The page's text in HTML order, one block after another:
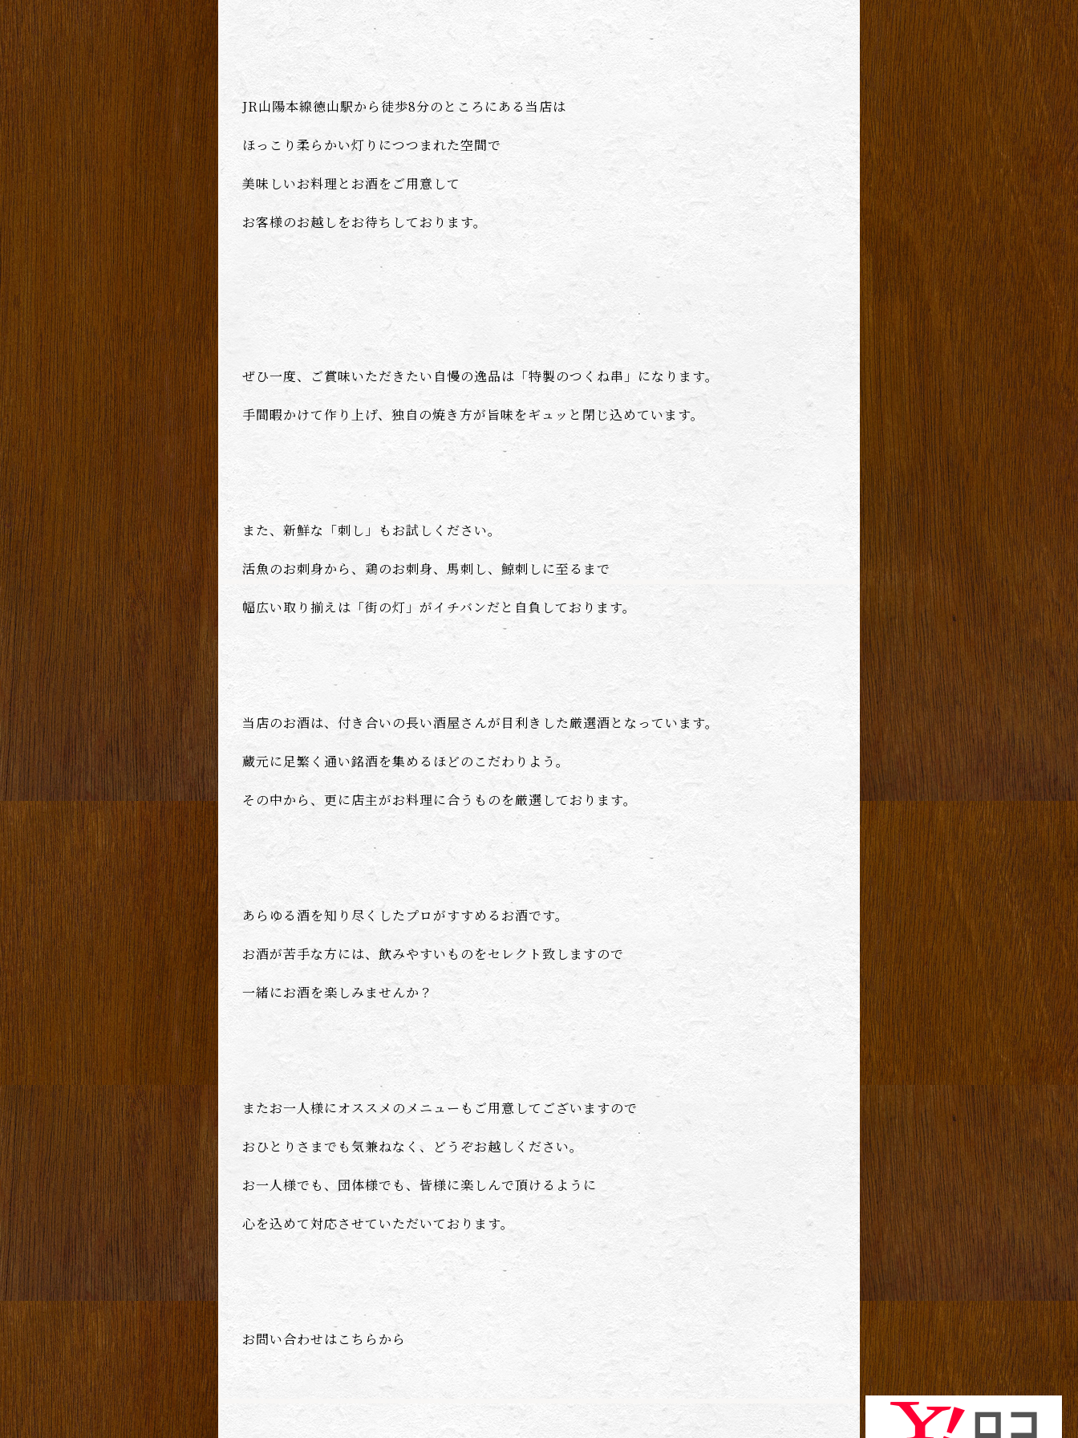
JR山陽本線徳山駅から徒歩8分のところにある当店は
ほっこり柔らかい灯りにつつまれた空間で
美味しいお料理とお酒をご用意して
お客様のお越しをお待ちしております。
ぜひ一度、ご賞味いただきたい自慢の逸品は「特製のつくね串」になります。
手間暇かけて作り上げ、独自の焼き方が旨味をギュッと閉じ込めています。
また、新鮮な「刺し」もお試しください。
活魚のお刺身から、鶏のお刺身、馬刺し、鯨刺しに至るまで
幅広い取り揃えは「街の灯」がイチバンだと自負しております。
当店のお酒は、付き合いの長い酒屋さんが目利きした厳選酒となっています。
蔵元に足繁く通い銘酒を集めるほどのこだわりよう。
その中から、更に店主がお料理に合うものを厳選しております。
あらゆる酒を知り尽くしたプロがすすめるお酒です。
お酒が苦手な方には、飲みやすいものをセレクト致しますので
一緒にお酒を楽しみませんか？
またお一人様にオススメのメニューもご用意してございますので
おひとりさまでも気兼ねなく、どうぞお越しください。
お一人様でも、団体様でも、皆様に楽しんで頂けるように
心を込めて対応させていただいております。
お問い合わせはこちら から